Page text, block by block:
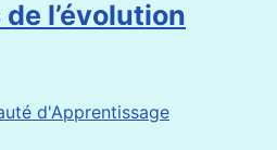
l’évolution
d'Apprentissage